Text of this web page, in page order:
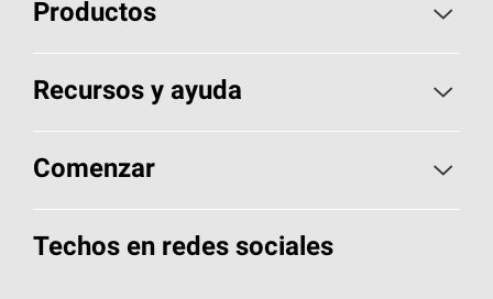
Productos
Elija sus tejas
Encuentre un contratista
Componentes para techos
Recursos y ayuda
Aspectos básicos sobre techos
Herramientas de diseño y color
Comenzar
Llame al 1-800-GET-PINK®
Techos en redes sociales